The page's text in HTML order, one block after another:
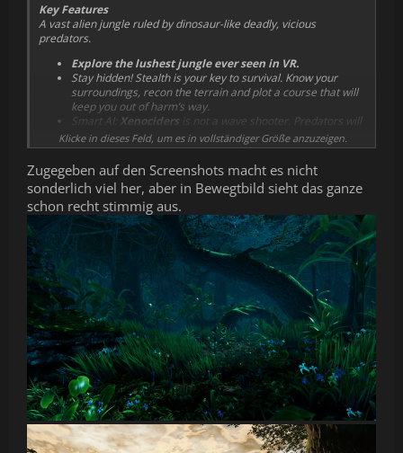
Key Features
A vast alien jungle ruled by dinosaur-like deadly, vicious
predators.
Explore the lushest jungle ever seen in VR.
Stay hidden! Stealth is your key to survival. Know your
surroundings, recon the terrain and plot a course that will
keep you out of harm’s way.
Smart AI: Xenociders is not a wave shooter. Predators will
employ challenging strategies to wear your group down.
Day and night system: explore the lush world of Ithaca at
several times of the day for a very different experience.
Weapons that pack a punch: From assault rifles to energy
bows, weapons are deadly, precise and satisfying.
Klicke in dieses Feld, um es in vollständiger Größe anzuzeigen.
Zugegeben auf den Screenshots macht es nicht
sonderlich viel her, aber in Bewegtbild sieht das ganze
schon recht stimmig aus.